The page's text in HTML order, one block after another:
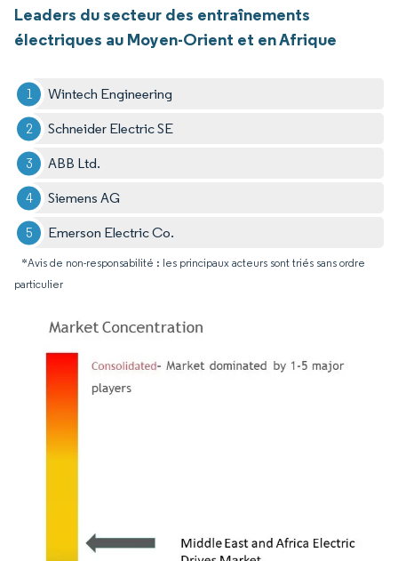
Leaders du secteur des entraînements
électriques au Moyen-Orient et en Afrique
Wintech Engineering
Schneider Electric SE
ABB Ltd.
Siemens AG
Emerson Electric Co.
*Avis de non-responsabilité : les principaux acteurs sont triés sans ordre
particulier